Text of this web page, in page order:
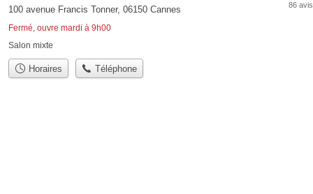
100 avenue Francis Tonner, 06150 Cannes
Fermé, ouvre mardi à 9h00
86 avis
Salon mixte
Horaires Téléphone